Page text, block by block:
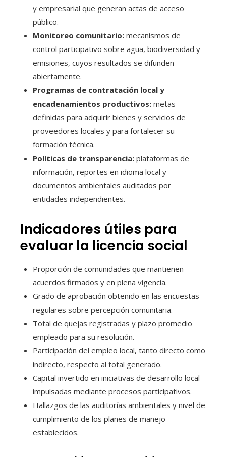
y empresarial que generan actas de acceso
público.
Monitoreo comunitario: mecanismos de
control participativo sobre agua, biodiversidad y
emisiones, cuyos resultados se difunden
abiertamente.
Programas de contratación local y
encadenamientos productivos: metas
definidas para adquirir bienes y servicios de
proveedores locales y para fortalecer su
formación técnica.
Políticas de transparencia: plataformas de
información, reportes en idioma local y
documentos ambientales auditados por
entidades independientes.
Indicadores útiles para
evaluar la licencia social
Proporción de comunidades que mantienen
acuerdos firmados y en plena vigencia.
Grado de aprobación obtenido en las encuestas
regulares sobre percepción comunitaria.
Total de quejas registradas y plazo promedio
empleado para su resolución.
Participación del empleo local, tanto directo como
indirecto, respecto al total generado.
Capital invertido en iniciativas de desarrollo local
impulsadas mediante procesos participativos.
Hallazgos de las auditorías ambientales y nivel de
cumplimiento de los planes de manejo
establecidos.